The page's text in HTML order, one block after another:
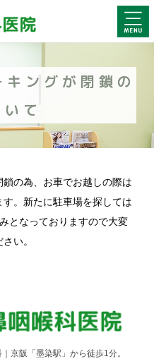
ングが閉鎖の
て
の為、お車でお越しの際は
。新たに駐車場を探しては
となっておりますので大変
い。
京阪「墨染駅」から徒歩1分。